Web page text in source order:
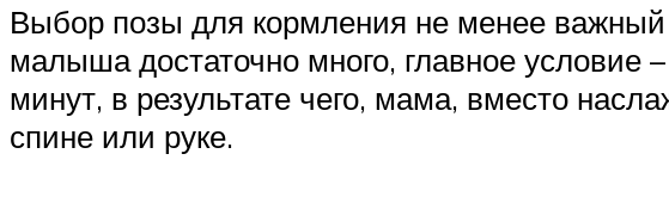
Выбор позы для кормления не менее
малыша достаточно много, главное условие
минут, в результате чего, мама, вместо
спине или руке.